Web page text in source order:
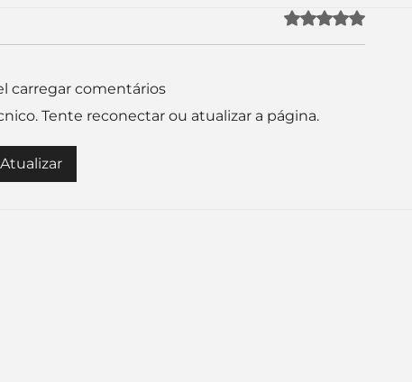
Itaú muda apenas duas
letras da logo. Mas o
Avaliado com
carregar comentários
Tente reconectar ou atualizar a página.
Atualizar